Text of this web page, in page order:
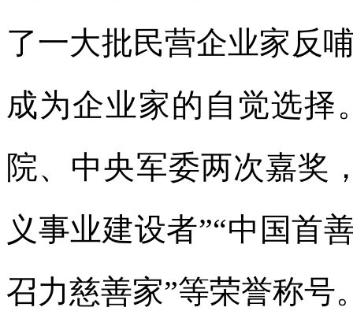
了一大批民营企业家反
成为企业家的自觉选择
院、中央军委两次嘉奖
义事业建设者”“中国首
召力慈善家”等荣誉称号